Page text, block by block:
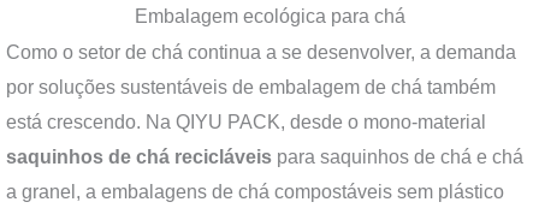
Embalagem ecológica para chá
Como o setor de chá continua a se desenvolver, a demanda
por soluções sustentáveis de embalagem de chá também
está crescendo. Na QIYU PACK, desde o mono-material
saquinhos de chá recicláveis para saquinhos de chá e chá
a granel, a embalagens de chá compostáveis sem plástico